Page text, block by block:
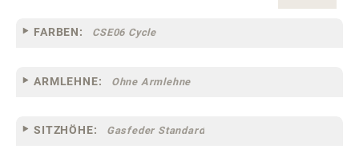
FARBEN: CSE06 Cycle
ARMLEHNE: Ohne Armlehne
SITZHÖHE: Gasfeder Standard